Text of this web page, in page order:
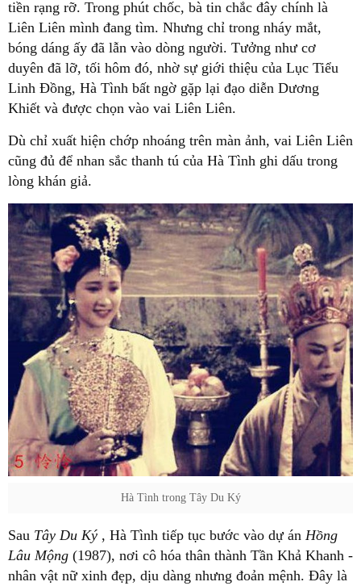
tiền rạng rỡ. Trong phút chốc, bà tin chắc đây chính là
Liên Liên mình đang tìm. Nhưng chỉ trong nháy mắt,
bóng dáng ấy đã lẫn vào dòng người. Tưởng như cơ
duyên đã lỡ, tối hôm đó, nhờ sự giới thiệu của Lục Tiểu
Linh Đồng, Hà Tình bất ngờ gặp lại đạo diễn Dương
Khiết và được chọn vào vai Liên Liên.
Dù chỉ xuất hiện chớp nhoáng trên màn ảnh, vai Liên Liên
cũng đủ để nhan sắc thanh tú của Hà Tình ghi dấu trong
lòng khán giả.
Hà Tình trong Tây Du Ký
Sau Tây Du Ký , Hà Tình tiếp tục bước vào dự án Hồng
Lâu Mộng (1987), nơi cô hóa thân thành Tần Khả Khanh -
nhân vật nữ xinh đẹp, dịu dàng nhưng đoản mệnh. Đây là